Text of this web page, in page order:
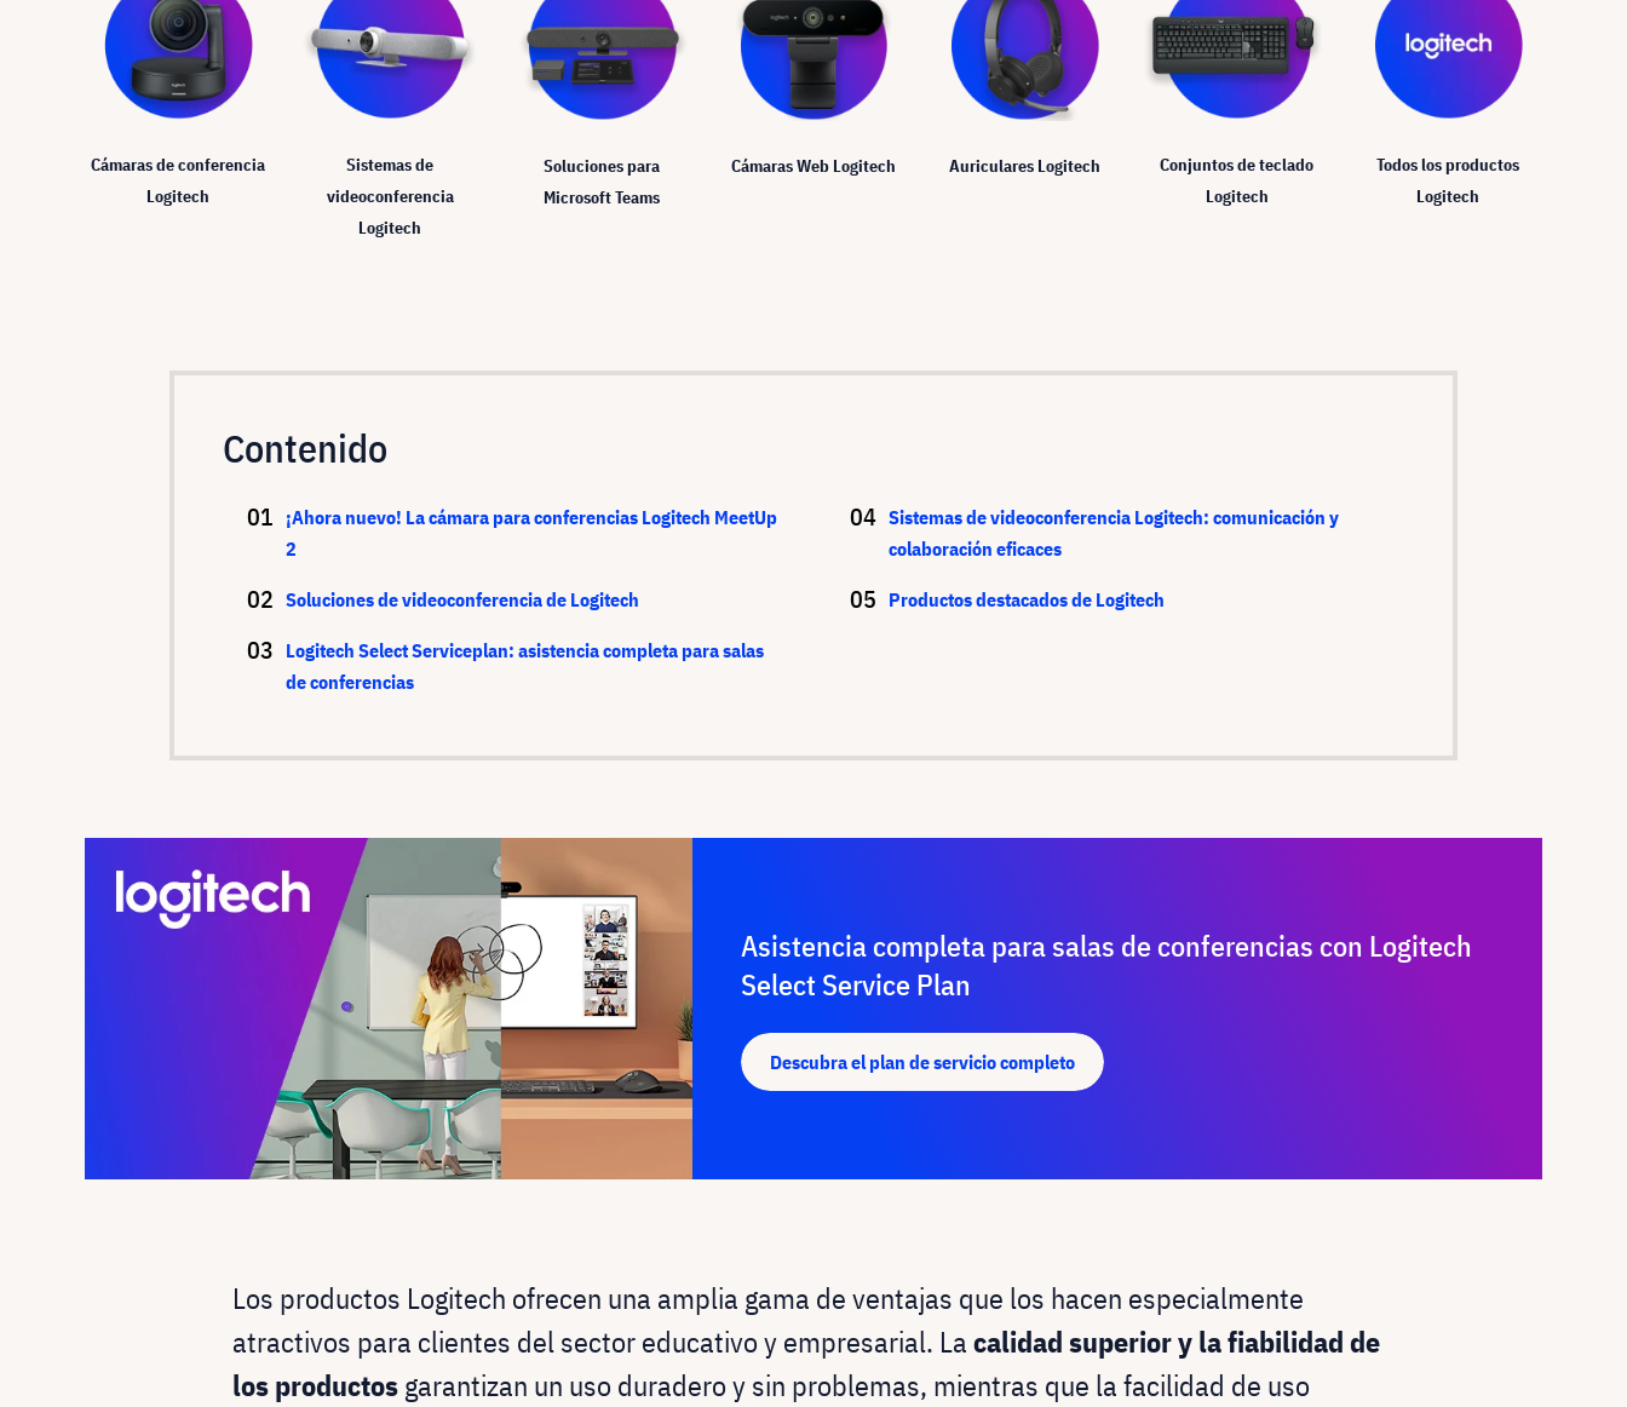
Cámaras de conferencia
Logitech
Sistemas de
videoconferencia
Logitech
Soluciones para
Microsoft Teams
Cámaras Web Logitech Auriculares Logitech
Conjuntos de teclado
Logitech
Todos los productos
Logitech
Contenido
¡Ahora nuevo! La cámara para conferencias Logitech MeetUp
2
Soluciones de videoconferencia de Logitech
Logitech Select Serviceplan: asistencia completa para salas
de conferencias
Sistemas de videoconferencia Logitech: comunicación y
colaboración eficaces
Productos destacados de Logitech
Asistencia completa para salas de conferencias con Logitech
Select Service Plan
Descubra el plan de servicio completo
Los productos Logitech ofrecen una amplia gama de ventajas que los hacen especialmente
atractivos para clientes del sector educativo y empresarial. Lacalidad superior y la fiabilidad de
los productosgarantizan un uso duradero y sin problemas, mientras que la facilidad de uso